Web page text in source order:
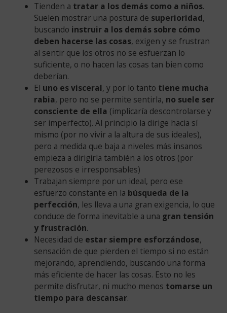
Tienden a tratar a los demás como a niños.
Suelen mostrar una postura de superioridad,
buscando instruir a los demás sobre cómo
deben hacerse las cosas, exigen y se frustran
al sentir que los otros no se esfuerzan lo
suficiente, o no hacen las cosas tan bien como
deberían.
El uno es visceral, y por lo tanto tiene mucha
rabia, pero no se permite sentirla, no suele ser
consciente de ella (implicaría descontrolarse y
ser imperfecto). Al principio la dirige hacia sí
mismo (por no vivir a la altura de sus ideales),
pero a medida que baja a niveles más insanos
empieza a dirigirla también a los otros (por
perezosos e irresponsables)
Trabajan siempre por un ideal, pero ese
esfuerzo constante en la búsqueda de la
perfección, les lleva a una gran exigencia, lo que
conduce de forma inevitable a una gran tensión
y frustración.
Necesidad de estar siempre esforzándose,
sensación de que pierden el tiempo si no están
mejorando, aprendiendo, buscando una forma
más eficiente de hacer las cosas. Esto no les
permite disfrutar, ni mucho menos tomarse un
tiempo para descansar.